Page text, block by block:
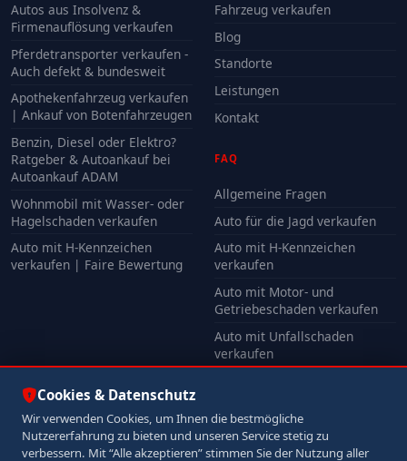
Autos aus Insolvenz &
Firmenauflösung verkaufen
Pferdetransporter verkaufen -
Auch defekt & bundesweit
Apothekenfahrzeug verkaufen
| Ankauf von Botenfahrzeugen
Benzin, Diesel oder Elektro?
Ratgeber & Autoankauf bei
Autoankauf ADAM
Wohnmobil mit Wasser- oder
Hagelschaden verkaufen
Auto mit H-Kennzeichen
verkaufen | Faire Bewertung
Fahrzeug verkaufen
Blog
Standorte
Leistungen
Kontakt
FAQ
Allgemeine Fragen
Auto für die Jagd verkaufen
Auto mit H-Kennzeichen
verkaufen
Auto mit Motor- und
Getriebeschaden verkaufen
Auto mit Unfallschaden
verkaufen
© 2026 Autoankauf ADAM. Alle Rechte vorbehalten.
ImpressumDatenschutz
Cookies & Datenschutz
Wir verwenden Cookies, um Ihnen die bestmögliche
Nutzererfahrung zu bieten und unseren Service stetig zu
verbessern. Mit “Alle akzeptieren” stimmen Sie der Nutzung aller